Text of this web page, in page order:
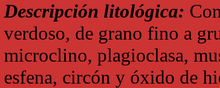
Descripción litológica:
verdoso, de grano fino a
microclino, plagioclasa,
esfena, circón y óxido de